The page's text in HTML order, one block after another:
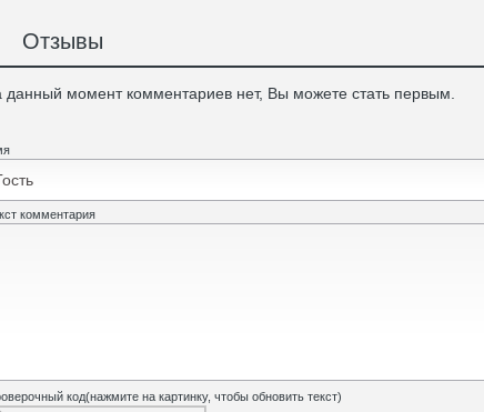
Отзывы
данный момент комментариев нет, Вы можете стать первым.
комментария
код(нажмите на картинку, чтобы обновить текст)